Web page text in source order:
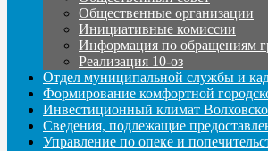
Общественные организации
Инициативные комиссии
Информация по обращениям
Реализация 10-оз
Отдел муниципальной службы и
Формирование комфортной
Инвестиционный климат
Сведения, подлежащие
Управление по опеке и